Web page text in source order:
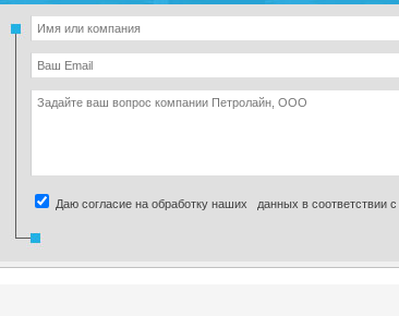
Даю согласие на обработку наших данных в соответствии с